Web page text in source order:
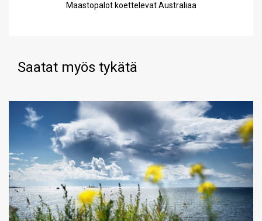
Maastopalot koettelevat Australiaa
Saatat myös tykätä